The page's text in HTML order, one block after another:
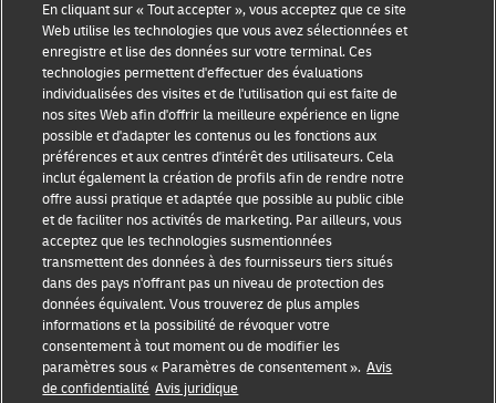
Conseils aux petites
entreprises
Conseil e-commerce
Conseil B2B
Conseil logistique
Actualités et
perspectives
Expédition avec DHL
À propos de DHL
Contact
Centre de presse
Durabilité
Mentions légales
Conditions d’utilisation
Vie privée
Cookie Settings
Suivez-nous
En cliquant sur « Tout accepter », vous acceptez que ce site
Web utilise les technologies que vous avez sélectionnées et
enregistre et lise des données sur votre terminal. Ces
technologies permettent d'effectuer des évaluations
individualisées des visites et de l'utilisation qui est faite de
nos sites Web afin d'offrir la meilleure expérience en ligne
possible et d'adapter les contenus ou les fonctions aux
préférences et aux centres d'intérêt des utilisateurs. Cela
inclut également la création de profils afin de rendre notre
offre aussi pratique et adaptée que possible au public cible
et de faciliter nos activités de marketing. Par ailleurs, vous
acceptez que les technologies susmentionnées
transmettent des données à des fournisseurs tiers situés
dans des pays n'offrant pas un niveau de protection des
données équivalent. Vous trouverez de plus amples
informations et la possibilité de révoquer votre
consentement à tout moment ou de modifier les
paramètres sous « Paramètres de consentement ». Avis
de confidentialité Avis juridique